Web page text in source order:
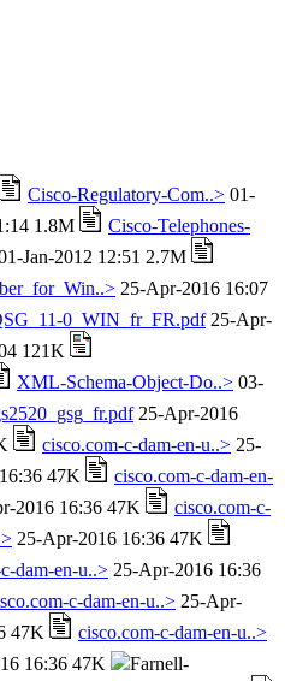
Cisco-Regulatory-Com..> 01-
1.8M
Cisco-Telephones-
Jan-2012 12:51 2.7M
25-Apr-2016 16:07
0_WIN_fr_FR.pdf25-Apr-
121K
XML-Schema-Object-Do..> 03-
25-Apr-2016
cisco.com-c-dam-en-u..> 25-
47K
cisco.com-c-dam-en-
2016 16:36 47K
cisco.com-c-
25-Apr-2016 16:36 47K
dam-en-u..> 25-Apr-2016 16:36
c-dam-en-u..> 25-Apr-
47K
cisco.com-c-dam-en-u..>
16:36 47K Farnell-